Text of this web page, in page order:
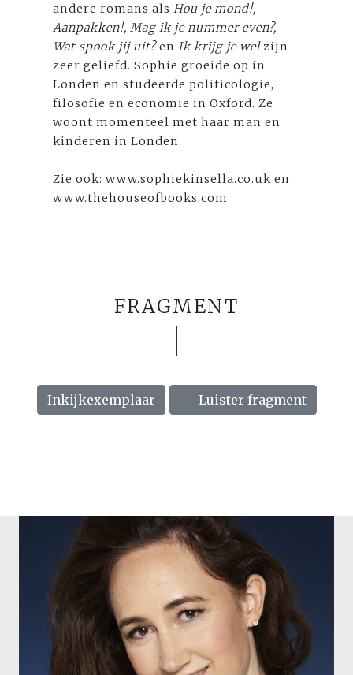
andere romans alsHou je mond!,
Aanpakken!, Mag ik je nummer even?,
Wat spook jij uit?enIk krijg je welzijn
zeer geliefd. Sophie groeide op in
Londen en studeerde politicologie,
filosofie en economie in Oxford. Ze
woont momenteel met haar man en
kinderen in Londen.
Zie ook: www.sophiekinsella.co.uk en
www.thehouseofbooks.com
FRAGMENT
Inkijkexemplaar Luister fragment